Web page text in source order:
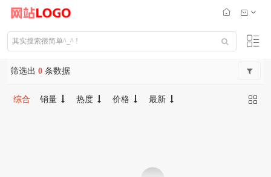
筛选出 0 条数据
综合 销量 热度 价格 最新